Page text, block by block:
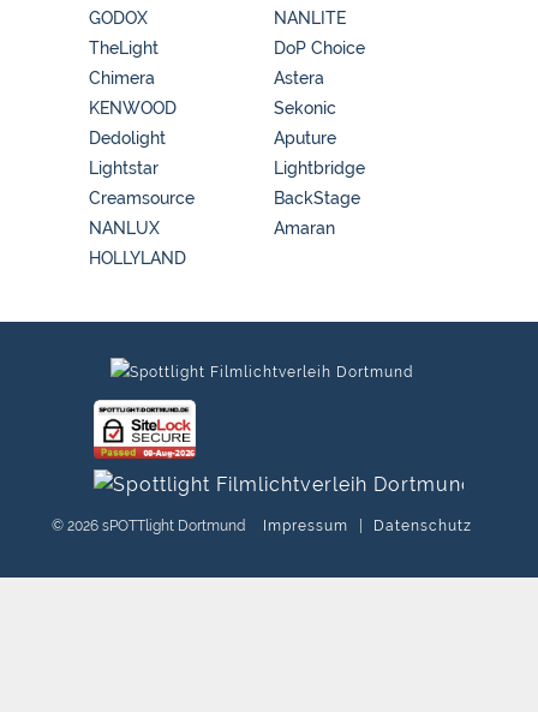
GODOX
NANLITE
TheLight
Chimera
KENWOOD
Dedolight
Lightstar
Creamsource
NANLUX
HOLLYLAND
DoP Choice
Astera
Sekonic
Aputure
Lightbridge
BackStage
Amaran
© 2026 sPOTTlight Dortmund Impressum Datenschutz